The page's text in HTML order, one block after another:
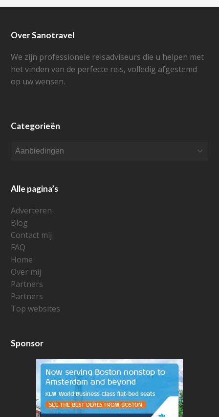
Over Sanotravel
We zijn professionele reisadviseurs die u helpen met
het vinden van de perfecte reis, volledig afgestemd
op uw wensen.
Categorieën
Categorieën
Alle pagina’s
Adverteren
Blog
Contact mij
FAQ
Home
Over mij
Partners
Partners
Top websites
Sponsor